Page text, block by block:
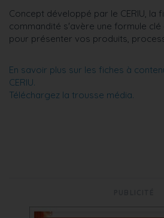
Concept développé par le CERIU, la
commandité s'avère une formule clé
pour présenter vos produits,
En savoir plus sur les fiches à
CERIU.
Téléchargez la trousse média.